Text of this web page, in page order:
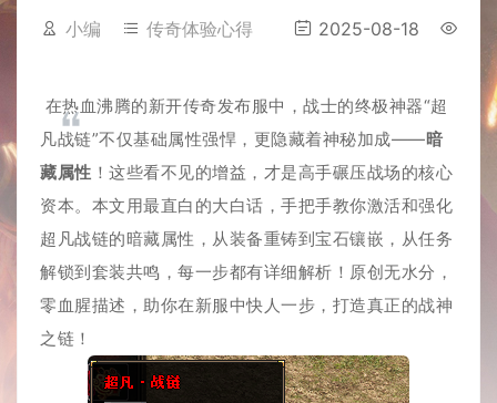
小编 传奇体验心得 2025-08-18
在热血沸腾的新开传奇发布服中，战士的终极神器“超
凡战链”不仅基础属性强悍，更隐藏着神秘加成——暗
藏属性 ！这些看不见的增益，才是高手碾压战场的核心
资本。本文用最直白的大白话，手把手教你激活和强化
超凡战链的暗藏属性，从装备重铸到宝石镶嵌，从任务
解锁到套装共鸣，每一步都有详细解析！原创无水分，
零血腥描述，助你在新服中快人一步，打造真正的战神
之链！